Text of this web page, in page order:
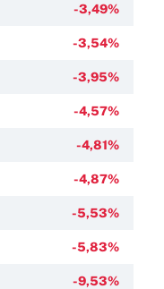
-3,49%
-3,54%
-3,95%
-4,57%
-4,81%
-4,87%
-5,53%
-5,83%
-9,53%